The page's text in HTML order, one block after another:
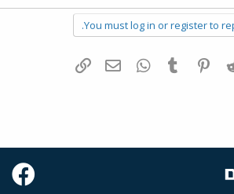
You must log in or register to
Reddit
Pinterest
Tumblr
WhatsAppדואר אלקטרוני